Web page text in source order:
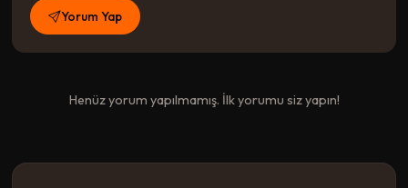
Yorum Yap
Henüz yorum yapılmamış. İlk yorumu siz yapın!